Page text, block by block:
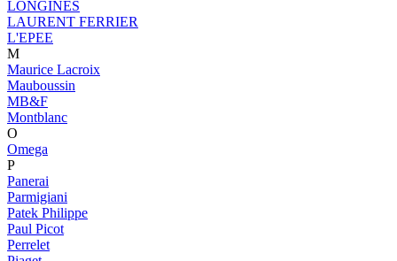
LONGINES
LAURENT FERRIER
L'EPEE
M
Maurice Lacroix
Mauboussin
MB&F
Montblanc
O
Omega
P
Panerai
Parmigiani
Patek Philippe
Paul Picot
Perrelet